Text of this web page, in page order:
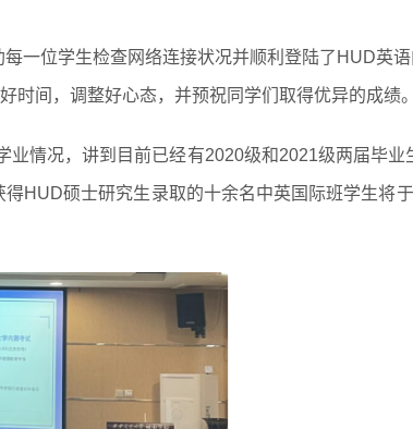
一位学生检查网络连接状况并顺利登陆了HUD英
时间，调整好心态，并预祝同学们取得优异的成绩
情况，讲到目前已经有2020级和2021级两届毕
HUD硕士研究生录取的十余名中英国际班学生将